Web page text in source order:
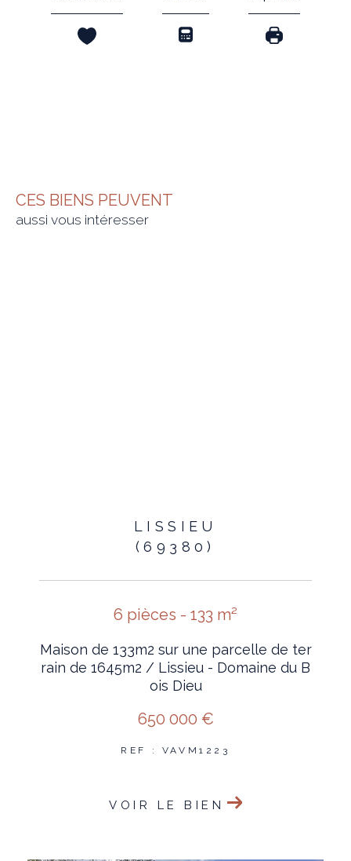
CES BIENS PEUVENT
aussi vous intéresser
LISSIEU
(69380)
6 pièces - 133 m²
Maison de 133m2 sur une parcelle de ter
rain de 1645m2 / Lissieu - Domaine du B
ois Dieu
650 000 €
REF : VAVM1223
VOIR LE BIEN